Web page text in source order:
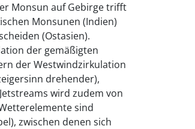
Monsun auf Gebirge trifft
Monsunen (Indien)
(Ostasien).
der gemäßigten
der Westwindzirkulation
drehender),
wird zudem von
sind
zwischen denen sich